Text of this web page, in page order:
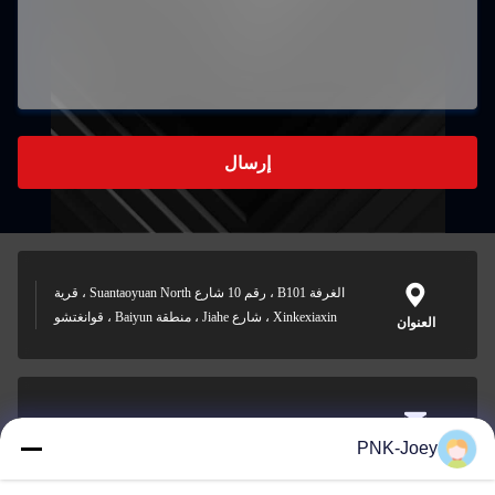
إرسال
العنوان
الغرفة B101 ، رقم 10 شارع Suantaoyuan North ، قرية
Xinkexiaxin ، شارع Jiahe ، منطقة Baiyun ، قوانغتشو
البريد
xianzhihao@gzxingchao.infoPNK-Joey